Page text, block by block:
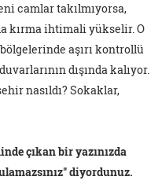
camlar takılmıyorsa,
kırma ihtimali yükselir. O
aşırı kontrollü
dışında kalıyor.
nasıldı? Sokaklar,
çıkan bir yazınızda
diyordunuz.